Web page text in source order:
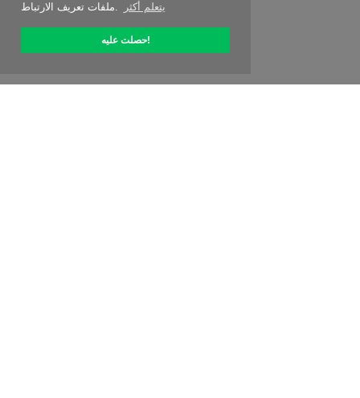
ملفات تعريف الارتباط.
يتعلم أكثر
حصلت عليه!